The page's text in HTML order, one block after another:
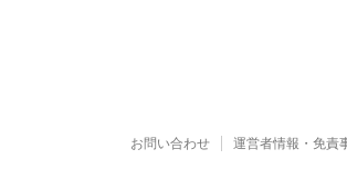
お問い合わせ 運営者情報・免責